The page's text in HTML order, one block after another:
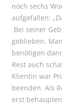
noch sechs
aufgefallen:
Bei seiner
geblieben.
benötigen
Rest auch
Klientin war
beenden. Als
erst